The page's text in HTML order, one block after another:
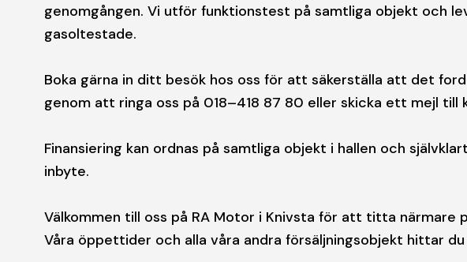
genomgången. Vi utför funktionstest på samtliga objekt och
gasoltestade.
Boka gärna in ditt besök hos oss för att säkerställa att det
genom att ringa oss på 018–418 87 80 eller skicka ett mejl till
Finansiering kan ordnas på samtliga objekt i hallen och
inbyte.
Välkommen till oss på RA Motor i Knivsta för att titta närmare
Våra öppettider och alla våra andra försäljningsobjekt hittar